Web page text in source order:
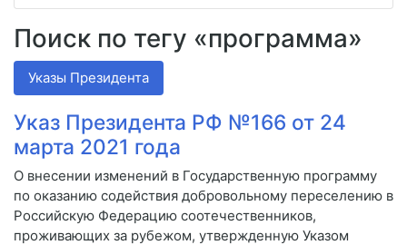
Поиск по тегу «программа»
Указы Президента
Указ Президента РФ №166 от 24
марта 2021 года
О внесении изменений в Государственную программу
по оказанию содействия добровольному переселению в
Российскую Федерацию соотечественников,
проживающих за рубежом, утвержденную Указом